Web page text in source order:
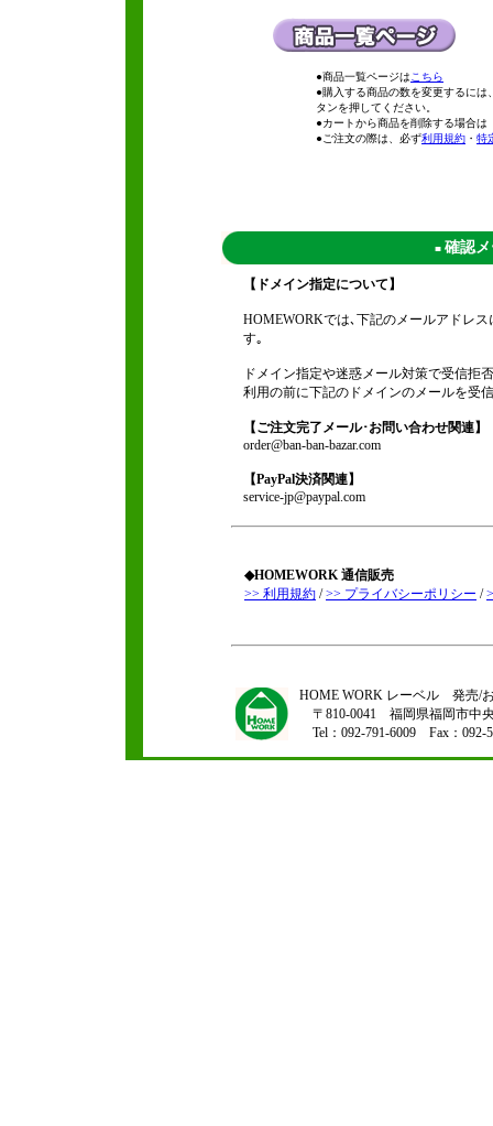
●商品一覧ページは こちら
●購入する商品の数を変更するに
タンを押してください。
●カートから商品を削除する場合
●ご注文の際は、必ず利用規約 ・ 特
■ 確認
【ドメイン指定について】
HOMEWORKでは､下記のメールアドレ
す｡
ドメイン指定や迷惑メール対策で受信拒
利用の前に下記のドメインのメールを受
【ご注文完了メール･お問い合わせ関連】
order@ban-ban-bazar.com
【PayPal決済関連】
service-jp@paypal.com
◆HOMEWORK 通信販売
>> 利用規約 />> プライバシーポリシー /
HOME WORK レーベル 発売/
〒810-0041 福岡県福岡市中
Tel：092-791-6009 Fax：092-